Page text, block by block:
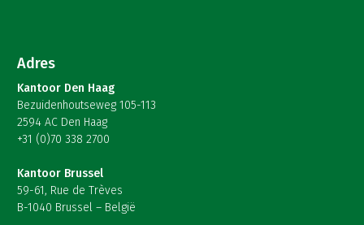
Adres
Kantoor Den Haag
Bezuidenhoutseweg 105-113
2594 AC Den Haag
+31 (0)70 338 2700
Kantoor Brussel
59-61, Rue de Trèves
B-1040 Brussel – België